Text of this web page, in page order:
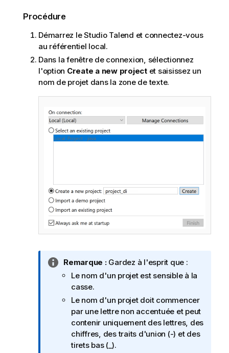
Procédure
Démarrez leStudio Talend et connectez-vous
au référentiel local.
Dans la fenêtre de connexion, sélectionnez
l'option Create a new projectet saisissez un
nom de projet dans la zone de texte.
N
o
e
Remarque :Gardez à l'esprit que :
Le nom d'un projet est sensible à la
casse.
Le nom d'un projet doit commencer
par une lettre non accentuée et peut
contenir uniquement des lettres, des
chiffres, des traits d'union (-) et des
tirets bas (_).